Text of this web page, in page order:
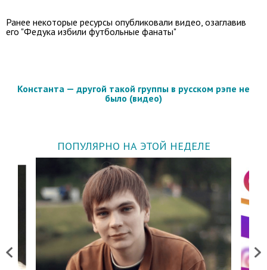
Ранее некоторые ресурсы опубликовали видео, озаглавив
его "Федука избили футбольные фанаты"
Константа — другой такой группы в русском рэпе не
было (видео)
ПОПУЛЯРНО НА ЭТОЙ НЕДЕЛЕ
Previous Next